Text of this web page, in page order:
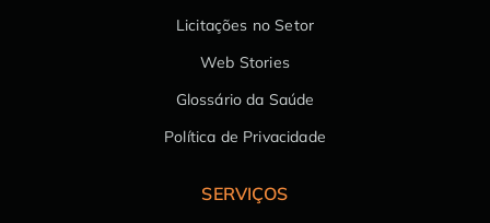
Licitações no Setor
Web Stories
Glossário da Saúde
Política de Privacidade
SERVIÇOS